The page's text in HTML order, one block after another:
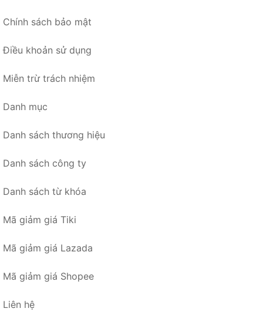
Chính sách bảo mật
Điều khoản sử dụng
Miễn trừ trách nhiệm
Danh mục
Danh sách thương hiệu
Danh sách công ty
Danh sách từ khóa
Mã giảm giá Tiki
Mã giảm giá Lazada
Mã giảm giá Shopee
Liên hệ